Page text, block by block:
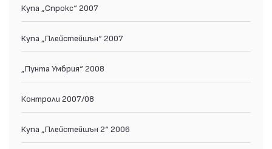
Купа „Спрокс“ 2007
Купа „Плейстейшън“ 2007
„Пунта Умбрия“ 2008
Контроли 2007/08
Купа „Плейстейшън 2“ 2006